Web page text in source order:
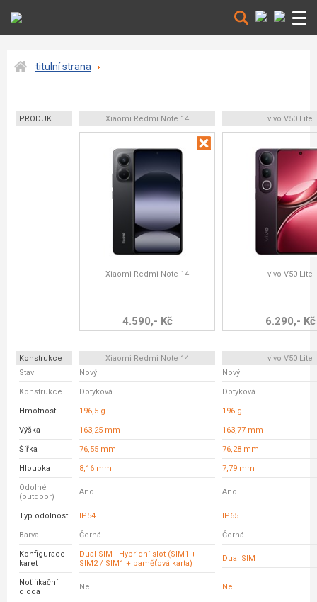
titulní strana
PRODUKT Xiaomi Redmi Note 14 vivo V50 Lite
Xiaomi Redmi Note 14
4.590,- Kč
vivo V50 Lite
6.290,- Kč
Konstrukce Xiaomi Redmi Note 14
vivo V50 Lite
Stav
Nový Nový
Konstrukce Dotyková Dotyková
Hmotnost 196,5 g 196 g
Výška 163,25 mm 163,77 mm
Šířka 76,55 mm 76,28 mm
Hloubka 8,16 mm 7,79 mm
Odolné
(outdoor)
Ano Ano
Typ odolnosti IP54 IP65
Barva Černá Černá
Konfigurace
karet
Dual SIM - Hybridní slot (SIM1 +
SIM2 / SIM1 + paměťová karta)
Dual SIM
Notifikační
dioda
Ne Ne